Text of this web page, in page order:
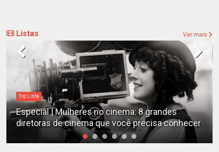
Listas Ver mais
Top Lista
Especial | Mulheres no cinema: 8 grandes
diretoras de cinema que você precisa conhecer